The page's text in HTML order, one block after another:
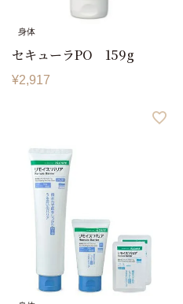
身体
セキューラPO 159g
¥2,917